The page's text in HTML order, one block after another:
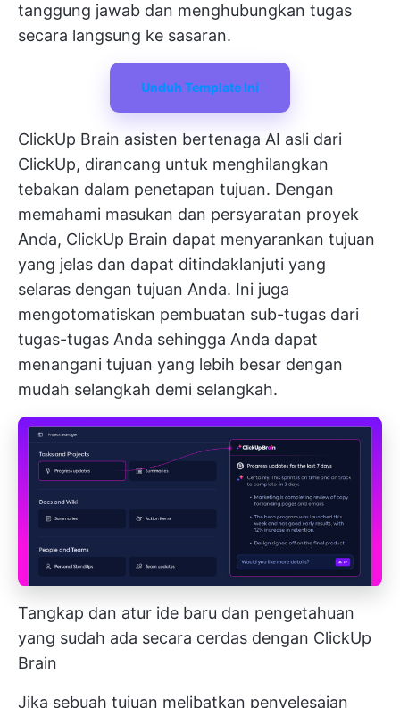
tanggung jawab dan menghubungkan tugas
secara langsung ke sasaran.
Unduh Template Ini
ClickUp Brain asisten bertenaga AI asli dari
ClickUp, dirancang untuk menghilangkan
tebakan dalam penetapan tujuan. Dengan
memahami masukan dan persyaratan proyek
Anda, ClickUp Brain dapat menyarankan tujuan
yang jelas dan dapat ditindaklanjuti yang
selaras dengan tujuan Anda. Ini juga
mengotomatiskan pembuatan sub-tugas dari
tugas-tugas Anda sehingga Anda dapat
menangani tujuan yang lebih besar dengan
mudah selangkah demi selangkah.
Tangkap dan atur ide baru dan pengetahuan
yang sudah ada secara cerdas dengan ClickUp
Brain
Jika sebuah tujuan melibatkan penyelesaian